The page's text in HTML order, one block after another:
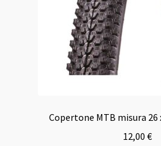
Copertone MTB misura 26
12,00 €